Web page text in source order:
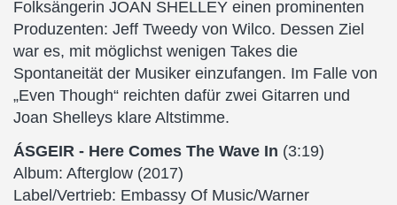
Folksängerin JOAN SHELLEY einen prominenten
Produzenten: Jeff Tweedy von Wilco. Dessen Ziel
war es, mit möglichst wenigen Takes die
Spontaneität der Musiker einzufangen. Im Falle von
„Even Though“ reichten dafür zwei Gitarren und
Joan Shelleys klare Altstimme.
ÁSGEIR - Here Comes The Wave In (3:19)
Album: Afterglow (2017)
Label/Vertrieb: Embassy Of Music/Warner